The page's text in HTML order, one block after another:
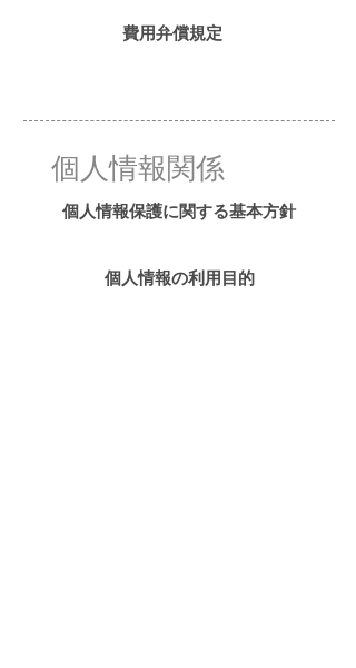
費用弁償規定
個人情報関係
個人情報保護に関する基本方針
個人情報の利用目的